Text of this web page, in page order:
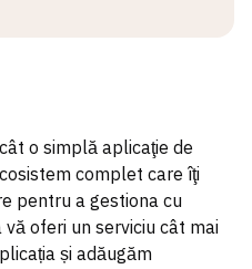
o simplă aplicaţie de
complet care îţi
pentru a gestiona cu
oferi un serviciu cât mai
și adăugăm